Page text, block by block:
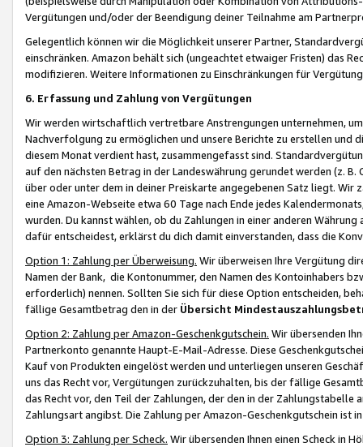
Vergütungen und/oder der Beendigung deiner Teilnahme am
Gelegentlich können wir die Möglichkeit unserer Partner,
einschränken. Amazon behält sich (ungeachtet etwaiger Fristen) das
modifizieren. Weitere Informationen zu Einschränkungen für
6. Erfassung und Zahlung von Vergütungen
Wir werden wirtschaftlich vertretbare Anstrengungen unternehmen,
Nachverfolgung zu ermöglichen und unsere Berichte zu erstellen und
diesem Monat verdient hast, zusammengefasst sind.
auf den nächsten Betrag in der Landeswährung gerundet werden (z.
über oder unter dem in deiner Preiskarte angegebenen Satz liegt.
eine Amazon-Webseite etwa 60 Tage nach Ende jedes
wurden. Du kannst wählen, ob du Zahlungen in einer anderen
dafür entscheidest, erklärst du dich damit einverstanden, dass die
Option 1: Zahlung per Überweisung. Wir überweisen Ihre Vergütung
Namen der Bank, die Kontonummer, den Namen des Kontoinhabers
erforderlich) nennen. Sollten Sie sich für diese Option entscheiden,
fällige Gesamtbetrag den in der Übersicht
Option 2: Zahlung per Amazon-Geschenkgutschein. Wir übersenden
Partnerkonto genannte Haupt-E-Mail-Adresse. Diese
Kauf von Produkten eingelöst werden und unterliegen unseren
uns das Recht vor, Vergütungen zurückzuhalten, bis der fällige
das Recht vor, den Teil der Zahlungen, der den in der
Zahlungsart angibst. Die Zahlung per Amazon-Geschenkgutschein ist
Option 3: Zahlung per Scheck. Wir übersenden Ihnen einen Scheck in